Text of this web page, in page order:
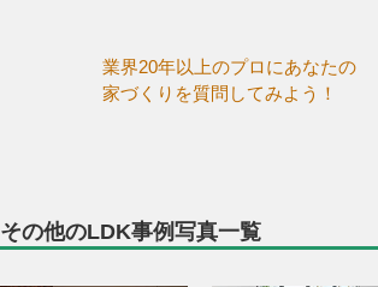
業界20年以上のプロにあなたの
家づくりを質問してみよう！
その他のLDK事例写真一覧